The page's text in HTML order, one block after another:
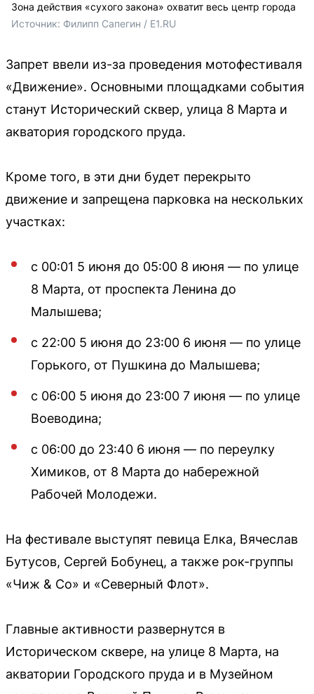
Зона действия «сухого закона» охватит весь центр города
Источник: Филипп Сапегин / E1.RU
Запрет ввели из-за проведения мотофестиваля
«Движение». Основными площадками события
станут Исторический сквер, улица 8 Марта и
акватория городского пруда.
Кроме того, в эти дни будет перекрыто
движение и запрещена парковка на нескольких
участках:
с 00:01 5 июня до 05:00 8 июня — по улице
8 Марта, от проспекта Ленина до
Малышева;
с 22:00 5 июня до 23:00 6 июня — по улице
Горького, от Пушкина до Малышева;
с 06:00 5 июня до 23:00 7 июня — по улице
Воеводина;
с 06:00 до 23:40 6 июня — по переулку
Химиков, от 8 Марта до набережной
Рабочей Молодежи.
На фестивале выступят певица Елка, Вячеслав
Бутусов, Сергей Бобунец, а также рок-группы
«Чиж & Co» и «Северный Флот».
Главные активности развернутся в
Историческом сквере, на улице 8 Марта, на
акватории Городского пруда и в Музейном